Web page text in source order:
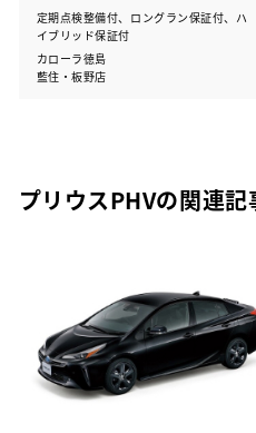
定期点検整備付、ロングラン保証付、ハ
イブリッド保証付
カローラ徳島
藍住・板野店
プリウスPHVの関連記